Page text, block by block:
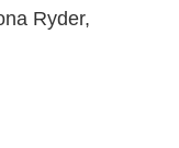
Ryder,